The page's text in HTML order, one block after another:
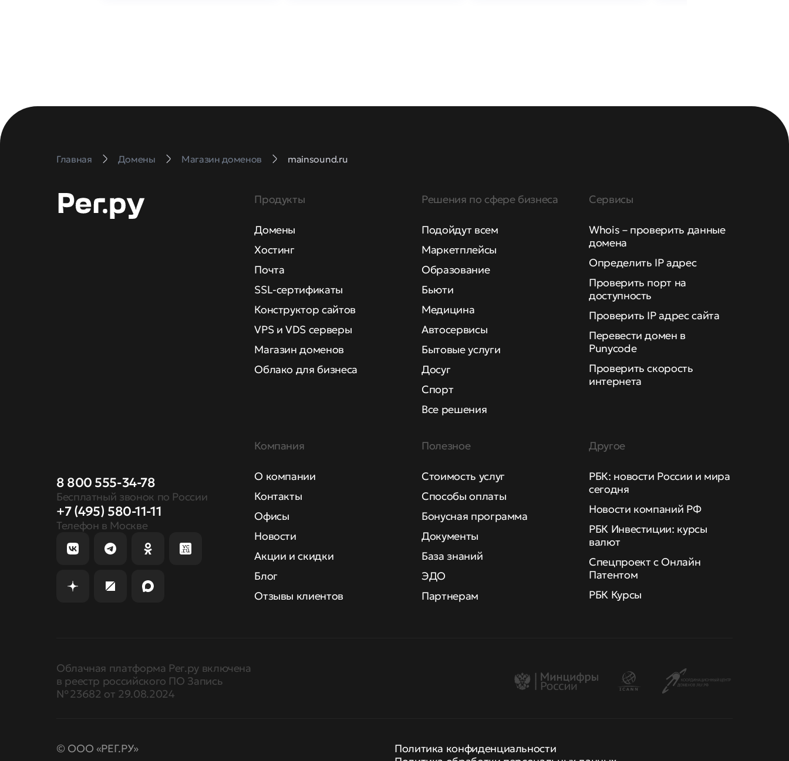
Главная Домены Магазин доменов mainsound.ru
8 800 555-34-78
Бесплатный звонок по России
+7 (495) 580-11-11
Телефон в Москве
Продукты
Домены
Хостинг
Почта
SSL-сертификаты
Конструктор сайтов
VPS и VDS серверы
Магазин доменов
Облако для бизнеса
Решения по сфере бизнеса
Подойдут всем
Маркетплейсы
Образование
Бьюти
Медицина
Автосервисы
Бытовые услуги
Досуг
Спорт
Все решения
Сервисы
Whois – проверить данные
домена
Определить IP адрес
Проверить порт на
доступность
Проверить IP адрес сайта
Перевести домен в
Punycode
Проверить скорость
интернета
Компания
О компании
Контакты
Офисы
Новости
Акции и скидки
Блог
Отзывы клиентов
Полезное
Стоимость услуг
Способы оплаты
Бонусная программа
Документы
База знаний
ЭДО
Партнерам
Другое
РБК: новости России и мира
сегодня
Новости компаний РФ
РБК Инвестиции: курсы
валют
Спецпроект с Онлайн
Патентом
РБК Курсы
Облачная платформа Рег.ру включена
в реестр российского ПО Запись
№ 23682 от 29.08.2024
© ООО «РЕГ.РУ»
Политика конфиденциальности